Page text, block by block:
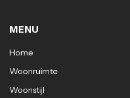
MENU
Home
Woonruimte
Woonstijl